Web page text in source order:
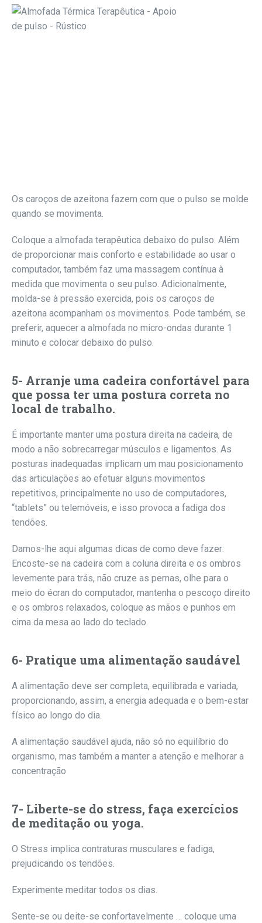
Os caroços de azeitona fazem com que o pulso se molde
quando se movimenta.
Coloque a almofada terapêutica debaixo do pulso. Além
de proporcionar mais conforto e estabilidade ao usar o
computador, também faz uma massagem contínua à
medida que movimenta o seu pulso. Adicionalmente,
molda-se à pressão exercida, pois os caroços de
azeitona acompanham os movimentos. Pode também, se
preferir, aquecer a almofada no micro-ondas durante 1
minuto e colocar debaixo do pulso.
5- Arranje uma cadeira confortável para
que possa ter uma postura correta no
local de trabalho.
É importante manter uma postura direita na cadeira, de
modo a não sobrecarregar músculos e ligamentos. As
posturas inadequadas implicam um mau posicionamento
das articulações ao efetuar alguns movimentos
repetitivos, principalmente no uso de computadores,
“tablets” ou telemóveis, e isso provoca a fadiga dos
tendões.
Damos-lhe aqui algumas dicas de como deve fazer:
Encoste-se na cadeira com a coluna direita e os ombros
levemente para trás, não cruze as pernas, olhe para o
meio do écran do computador, mantenha o pescoço direito
e os ombros relaxados, coloque as mãos e punhos em
cima da mesa ao lado do teclado.
6- Pratique uma alimentação saudável
A alimentação deve ser completa, equilibrada e variada,
proporcionando, assim, a energia adequada e o bem-estar
físico ao longo do dia.
A alimentação saudável ajuda, não só no equilíbrio do
organismo, mas também a manter a atenção e melhorar a
concentração
7- Liberte-se do stress, faça exercícios
de meditação ou yoga.
O Stress implica contraturas musculares e fadiga,
prejudicando os tendões.
Experimente meditar todos os dias.
Sente-se ou deite-se confortavelmente … coloque uma